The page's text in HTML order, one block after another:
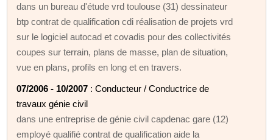
dans un bureau d'étude vrd toulouse (31) dessinateur
btp contrat de qualification cdi réalisation de projets vrd
sur le logiciel autocad et covadis pour des collectivités
coupes sur terrain, plans de masse, plan de situation,
vue en plans, profils en long et en travers.
07/2006 - 10/2007 : Conducteur / Conductrice de
travaux génie civil
dans une entreprise de génie civil capdenac gare (12)
employé qualifié contrat de qualification aide la